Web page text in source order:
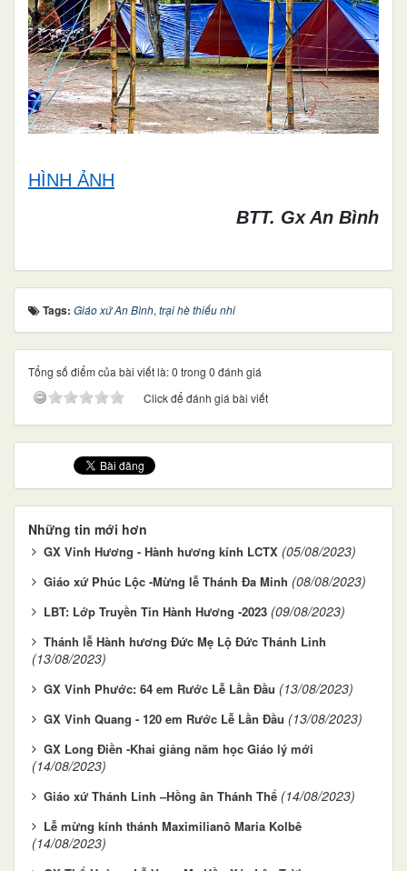
HÌNH ẢNH
BTT. Gx An Bình
Tags: Giáo xứ An Bình, trại hè thiếu nhi
Tổng số điểm của bài viết là: 0 trong 0 đánh giá
Click để đánh giá bài viết
Những tin mới hơn
GX Vinh Hương - Hành hương kính LCTX (05/08/2023)
Giáo xứ Phúc Lộc -Mừng lễ Thánh Đa Minh (08/08/2023)
LBT: Lớp Truyền Tin Hành Hương -2023 (09/08/2023)
Thánh lễ Hành hương Đức Mẹ Lộ Đức Thánh Linh
(13/08/2023)
GX Vinh Phước: 64 em Rước Lễ Lần Đầu (13/08/2023)
GX Vinh Quang - 120 em Rước Lễ Lần Đầu (13/08/2023)
GX Long Điền -Khai giảng năm học Giáo lý mới
(14/08/2023)
Giáo xứ Thánh Linh –Hồng ân Thánh Thể (14/08/2023)
Lễ mừng kính thánh Maximilianô Maria Kolbê
(14/08/2023)